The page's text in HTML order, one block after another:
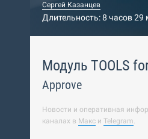
Сергей Казанцев
Длительность: 8 часов 29
Модуль TOOLS
Approve
Новости и оперативная
каналах в Макс и Telegram.